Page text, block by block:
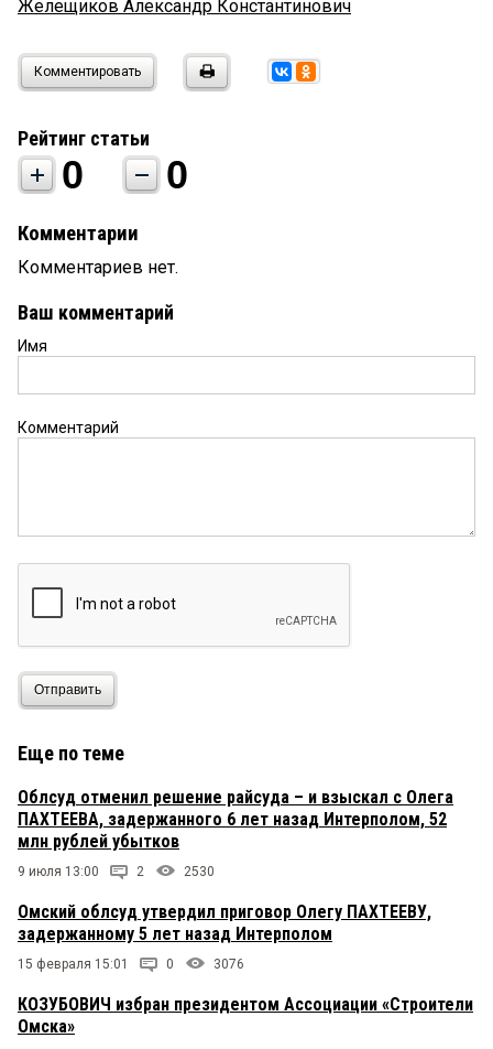
Желещиков Александр Константинович
Комментировать
Рейтинг статьи
0 0
Комментарии
Комментариев нет.
Ваш комментарий
Имя
Комментарий
Отправить
Еще по теме
Облсуд отменил решение райсуда – и взыскал с Олега
ПАХТЕЕВА, задержанного 6 лет назад Интерполом, 52
млн рублей убытков
9 июля 13:00 2 2530
Омский облсуд утвердил приговор Олегу ПАХТЕЕВУ,
задержанному 5 лет назад Интерполом
15 февраля 15:01 0 3076
КОЗУБОВИЧ избран президентом Ассоциации «Строители
Омска»